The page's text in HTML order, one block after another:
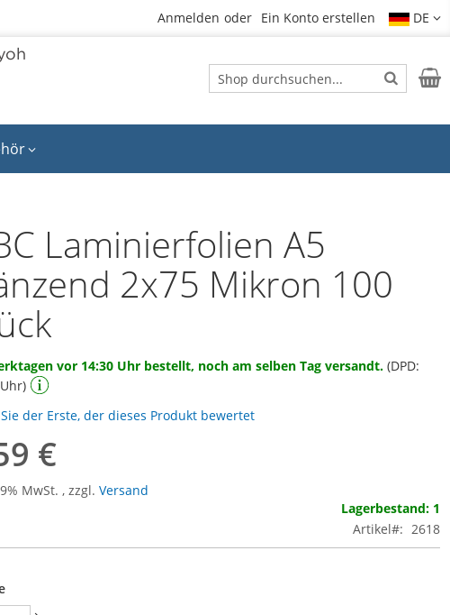
Anmelden Ein Konto erstellen DE
Suche
Suche
Laminierfolien A5
2x75 Mikron 100
vor 14:30 Uhr bestellt, noch am selben Tag versandt. (DPD:
der Erste, der dieses Produkt bewertet
€
MwSt., zzgl.Versand
Lagerbestand: 1
Artikel
2618